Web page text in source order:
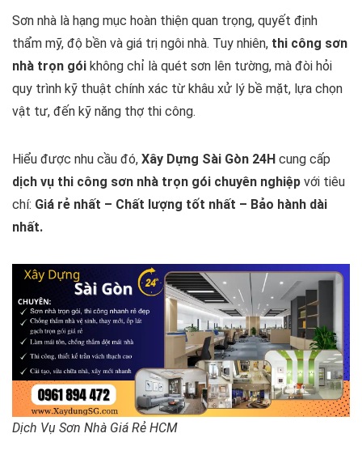
Sơn nhà là hạng mục hoàn thiện quan trọng, quyết định
thẩm mỹ, độ bền và giá trị ngôi nhà. Tuy nhiên, thi công sơn
nhà trọn gói không chỉ là quét sơn lên tường, mà đòi hỏi
quy trình kỹ thuật chính xác từ khâu xử lý bề mặt, lựa chọn
vật tư, đến kỹ năng thợ thi công.
Hiểu được nhu cầu đó, Xây Dựng Sài Gòn 24H cung cấp
dịch vụ thi công sơn nhà trọn gói chuyên nghiệp với tiêu
chí: Giá rẻ nhất – Chất lượng tốt nhất – Bảo hành dài
nhất.
Dịch Vụ Sơn Nhà Giá Rẻ HCM